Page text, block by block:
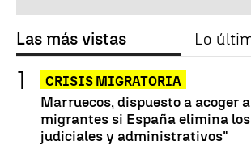
Las más vistas Lo
CRISIS MIGRATORIA
Marruecos, dispuesto a acoger
migrantes si España elimina
judiciales y administrativos"